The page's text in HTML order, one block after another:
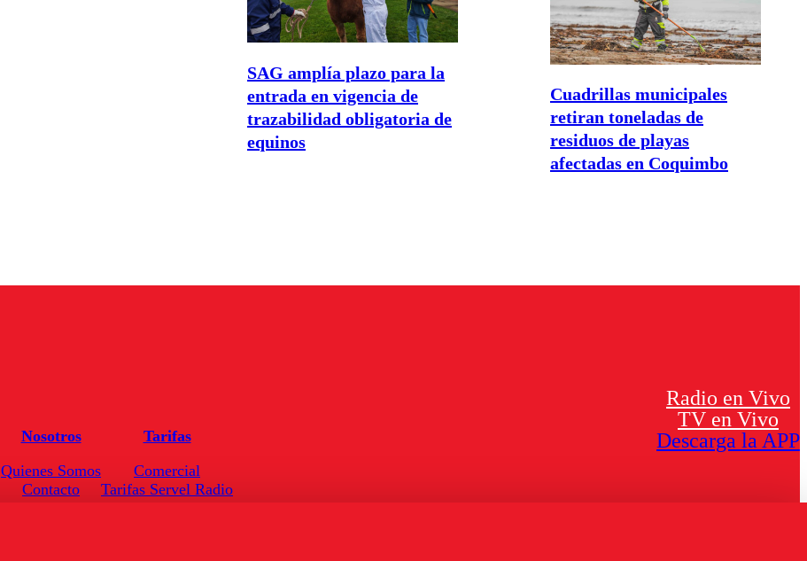
SAG amplía plazo para la
entrada en vigencia de
trazabilidad obligatoria de
equinos
Cuadrillas municipales
retiran toneladas de
residuos de playas
afectadas en Coquimbo
Nosotros
Quienes Somos
Contacto
Tarifas
Comercial
Tarifas Servel Radio
Radio en Vivo
TV en Vivo
Descarga la APP